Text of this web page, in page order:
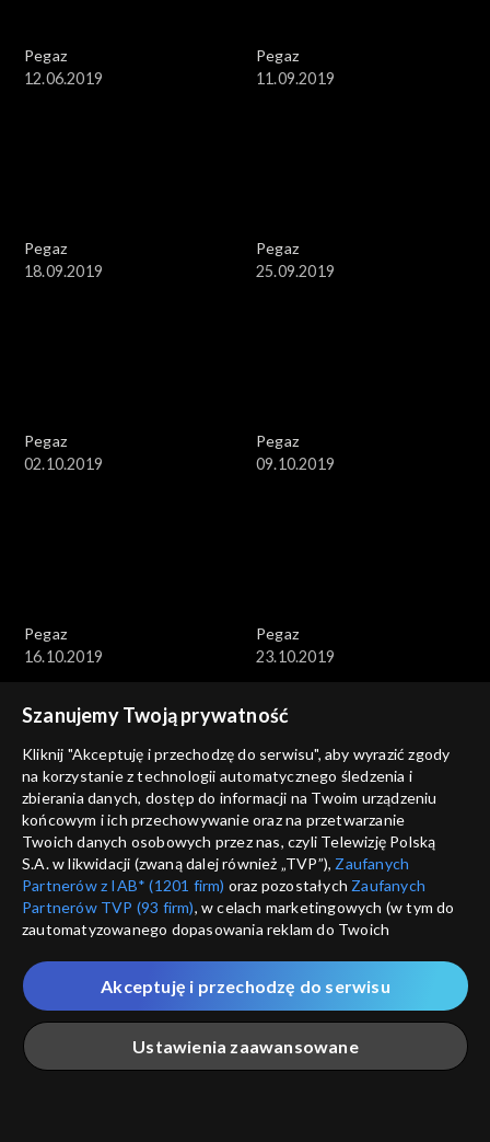
Pegaz
12.06.2019
Pegaz
11.09.2019
Pegaz
18.09.2019
Pegaz
25.09.2019
Pegaz
02.10.2019
Pegaz
09.10.2019
Pegaz
16.10.2019
Pegaz
23.10.2019
Pegaz
30.10.2019
Pegaz
06.11.2019
Pegaz
13.11.2019
Pegaz
20.11.2019
Szanujemy Twoją prywatność
Kliknij "Akceptuję i przechodzę do serwisu", aby wyrazić zgody
na korzystanie z technologii automatycznego śledzenia i
zbierania danych, dostęp do informacji na Twoim urządzeniu
końcowym i ich przechowywanie oraz na przetwarzanie
Twoich danych osobowych przez nas, czyli Telewizję Polską
S.A. w likwidacji (zwaną dalej również „TVP”), Zaufanych
Partnerów z IAB* (1201 firm) oraz pozostałych Zaufanych
Partnerów TVP (93 firm), w celach marketingowych (w tym do
zautomatyzowanego dopasowania reklam do Twoich
które wskazujemy poniżej, a także zgody na udostępnianie
przez nas identyfikatora PPID do Google.
Twoje dane osobowe zbierane podczas odwiedzania przez
Ciebie naszych
poszczególnych serwisówzwanych dalej
„Portalem”, w tym informacje zapisywane za pomocą
Ustawienia zaawansowane
Akceptuję i przechodzę do serwisu